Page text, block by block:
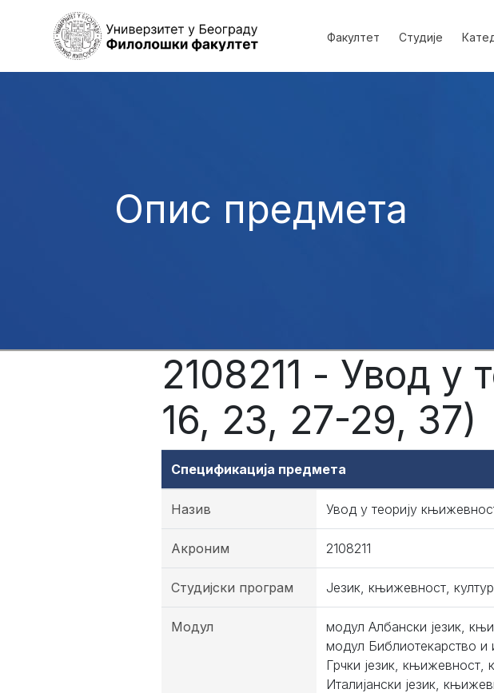
Факултет Студије
Опис предмета
2108211 - Увод у
16, 23, 27-29, 37)
Спецификација предмета
Назив Увод у теорију
Акроним 2108211
Студијски програм Језик, књижевност,
Модул
модул Албански језик,
модул Библиотекарство и
Грчки језик, књижевност,
Италијански језик,